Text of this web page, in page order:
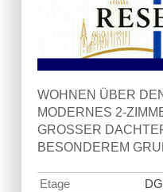
WOHNEN ÜBER
MODERNES 2-
GROSSER
BESONDEREM
Etage
DG